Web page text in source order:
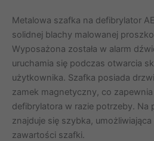
metalowa
na
defibrylator
AED
z
alarmem
dźwiękowym
(magnes)
Metalowa szafka na defibrylator
solidnej blachy malowanej
Wyposażona została w alarm
uruchamia się podczas otwarcia
użytkownika. Szafka posiada
zamek magnetyczny, co
defibrylatora w razie potrzeby. Na
znajduje się szybka,
zawartości szafki.